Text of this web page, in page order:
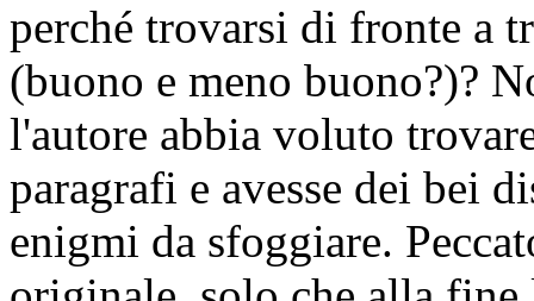
perché trovarsi di fronte a
(buono e meno buono?)?
l'autore abbia voluto
paragrafi e avesse dei bei
enigmi da sfoggiare.